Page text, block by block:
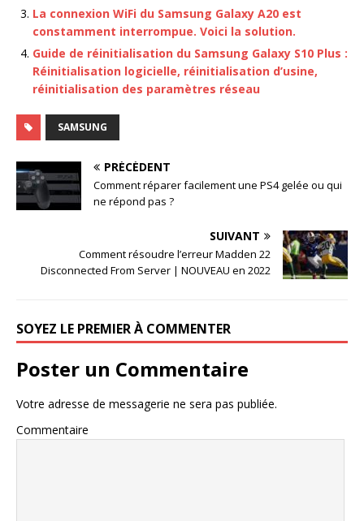
La connexion WiFi du Samsung Galaxy A20 est
constamment interrompue. Voici la solution.
Guide de réinitialisation du Samsung Galaxy S10 Plus :
Réinitialisation logicielle, réinitialisation d’usine,
réinitialisation des paramètres réseau
SAMSUNG
PRÉCÉDENT
Comment réparer facilement une PS4 gelée ou qui
ne répond pas ?
SUIVANT
Comment résoudre l’erreur Madden 22
Disconnected From Server | NOUVEAU en 2022
SOYEZ LE PREMIER À COMMENTER
Poster un Commentaire
Votre adresse de messagerie ne sera pas publiée.
Commentaire